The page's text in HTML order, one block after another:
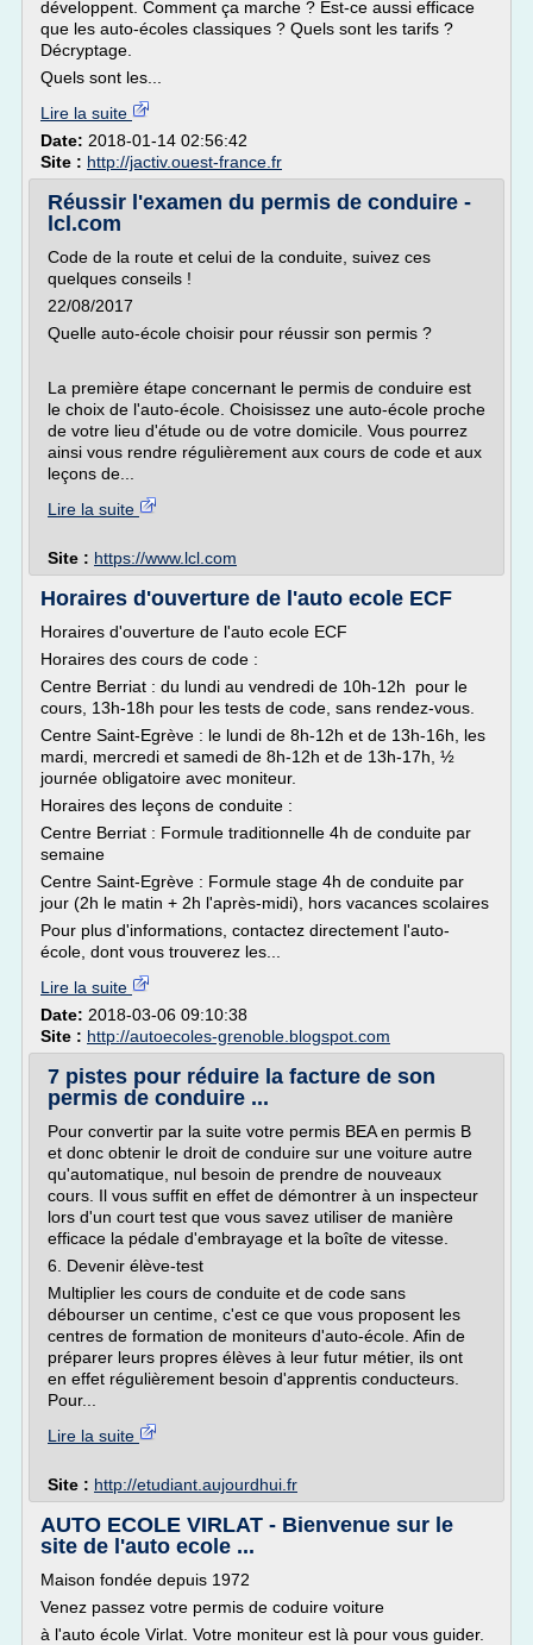
développent. Comment ça marche ? Est-ce aussi efficace
que les auto-écoles classiques ? Quels sont les tarifs ?
Décryptage.
Quels sont les...
Lire la suite
Date: 2018-01-14 02:56:42
Site : http://jactiv.ouest-france.fr
Réussir l'examen du permis de conduire -
lcl.com
Code de la route et celui de la conduite, suivez ces
quelques conseils !
22/08/2017
Quelle auto-école choisir pour réussir son permis ?
La première étape concernant le permis de conduire est
le choix de l'auto-école. Choisissez une auto-école proche
de votre lieu d'étude ou de votre domicile. Vous pourrez
ainsi vous rendre régulièrement aux cours de code et aux
leçons de...
Lire la suite
Site : https://www.lcl.com
Horaires d'ouverture de l'auto ecole ECF
Horaires d'ouverture de l'auto ecole ECF
Horaires des cours de code :
Centre Berriat : du lundi au vendredi de 10h-12h pour le
cours, 13h-18h pour les tests de code, sans rendez-vous.
Centre Saint-Egrève : le lundi de 8h-12h et de 13h-16h, les
mardi, mercredi et samedi de 8h-12h et de 13h-17h, ½
journée obligatoire avec moniteur.
Horaires des leçons de conduite :
Centre Berriat : Formule traditionnelle 4h de conduite par
semaine
Centre Saint-Egrève : Formule stage 4h de conduite par
jour (2h le matin + 2h l'après-midi), hors vacances scolaires
Pour plus d'informations, contactez directement l'auto-
école, dont vous trouverez les...
Lire la suite
Date: 2018-03-06 09:10:38
Site : http://autoecoles-grenoble.blogspot.com
7 pistes pour réduire la facture de son
permis de conduire ...
Pour convertir par la suite votre permis BEA en permis B
et donc obtenir le droit de conduire sur une voiture autre
qu'automatique, nul besoin de prendre de nouveaux
cours. Il vous suffit en effet de démontrer à un inspecteur
lors d'un court test que vous savez utiliser de manière
efficace la pédale d'embrayage et la boîte de vitesse.
6. Devenir élève-test
Multiplier les cours de conduite et de code sans
débourser un centime, c'est ce que vous proposent les
centres de formation de moniteurs d'auto-école. Afin de
préparer leurs propres élèves à leur futur métier, ils ont
en effet régulièrement besoin d'apprentis conducteurs.
Pour...
Lire la suite
Site : http://etudiant.aujourdhui.fr
AUTO ECOLE VIRLAT - Bienvenue sur le
site de l'auto ecole ...
Maison fondée depuis 1972
Venez passez votre permis de coduire voiture
à l'auto école Virlat. Votre moniteur est là pour vous guider.